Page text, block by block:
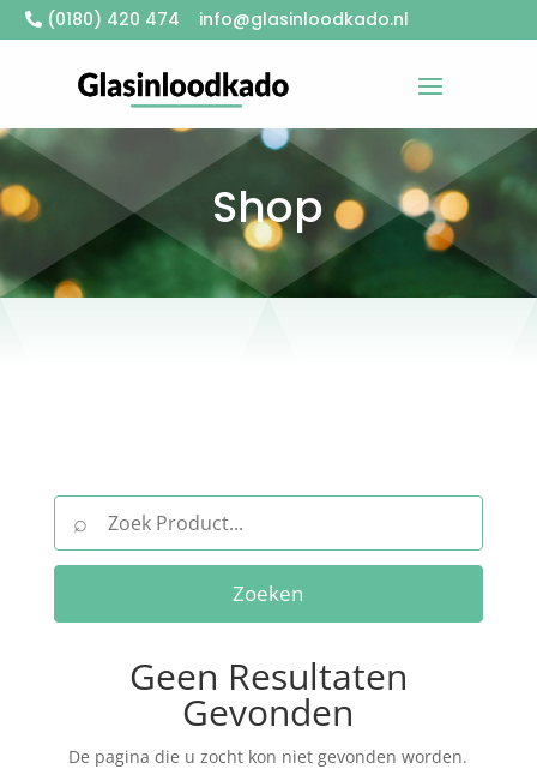
(0180) 420 474 info@glasinloodkado.nl
Shop
⌕
Zoeken
Geen Resultaten
Gevonden
De pagina die u zocht kon niet gevonden worden.